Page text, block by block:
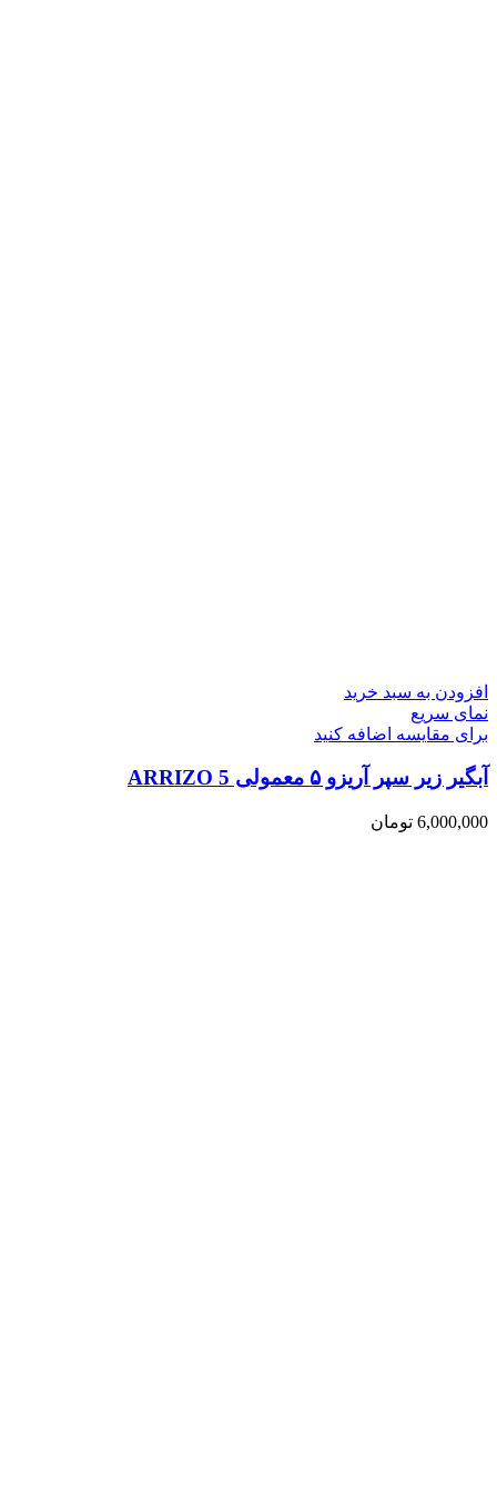
افزودن به سبد خرید
نمای سریع
برای مقایسه اضافه کنید
آبگیر زیر سپر آریزو ۵ معمولی ARRIZO 5
6,000,000 تومان